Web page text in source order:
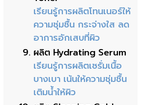
เรียนรู้การผลิตโทนเนอร์ให้
ความชุ่มชื้น กระจ่างใส ลด
อาการอักเสบที่ผิว
ผลิต Hydrating Serum
เรียนรู้การผลิตเซรั่มเนื้อ
บางเบา เน้นให้ความชุ่มชื้น
เติมน้ำให้ผิว